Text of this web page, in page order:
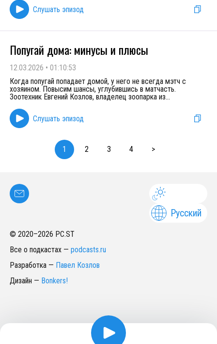
Слушать эпизод
Попугай дома: минусы и плюсы
12.03.2026 • 01:10:53
Когда попугай попадает домой, у него не всегда мэтч с
хозяином. Повысим шансы, углубившись в матчасть.
Зоотехник Евгений Козлов, владелец зоопарка из...
Слушать эпизод
1 2 3 4 >
Русский
© 2020–2026 PC.ST
Все о подкастах — podcasts.ru
Разработка — Павел Козлов
Дизайн — Bonkers!